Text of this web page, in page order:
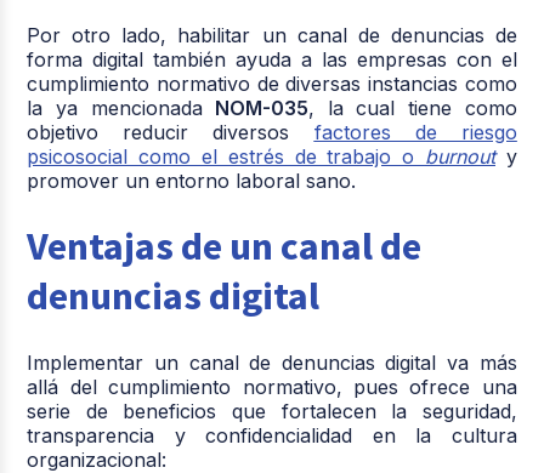
Por otro lado, habilitar un canal de denuncias de
forma digital también ayuda a las empresas con el
cumplimiento normativo de diversas instancias como
la ya mencionada NOM-035, la cual tiene como
objetivo reducir diversos factores de riesgo
psicosocial como el estrés de trabajo o burnouty
promover un entorno laboral sano.
Ventajas de un canal de
denuncias digital
Implementar un canal de denuncias digital va más
allá del cumplimiento normativo, pues ofrece una
serie de beneficios que fortalecen la seguridad,
transparencia y confidencialidad en la cultura
organizacional: